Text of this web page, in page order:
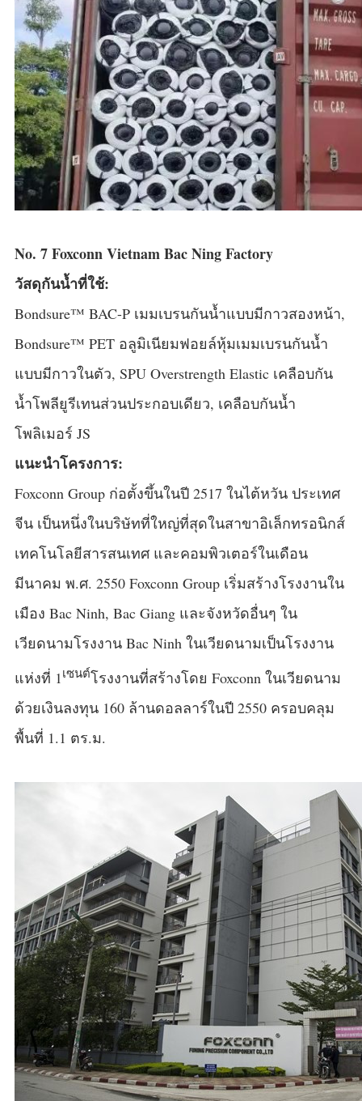
No. 7 Foxconn Vietnam Bac Ning Factory
วัสดุกันน้ำที่ใช้:
Bondsure™ BAC-P เมมเบรนกันน้ำแบบมีกาวสองหน้า,
Bondsure™ PET อลูมิเนียมฟอยล์หุ้มเมมเบรนกันน้ำ
แบบมีกาวในตัว, SPU Overstrength Elastic เคลือบกัน
น้ำโพลียูรีเทนส่วนประกอบเดียว, เคลือบกันน้ำ
โพลิเมอร์ JS
แนะนำโครงการ:
Foxconn Group ก่อตั้งขึ้นในปี 2517 ในไต้หวัน ประเทศ
จีน เป็นหนึ่งในบริษัทที่ใหญ่ที่สุดในสาขาอิเล็กทรอนิกส์
เทคโนโลยีสารสนเทศ และคอมพิวเตอร์ในเดือน
มีนาคม พ.ศ. 2550 Foxconn Group เริ่มสร้างโรงงานใน
เมือง Bac Ninh, Bac Giang และจังหวัดอื่นๆ ใน
เวียดนามโรงงาน Bac Ninh ในเวียดนามเป็นโรงงาน
แห่งที่ 1เซนต์โรงงานที่สร้างโดย Foxconn ในเวียดนาม
ด้วยเงินลงทุน 160 ล้านดอลลาร์ในปี 2550 ครอบคลุม
พื้นที่ 1.1 ตร.ม.